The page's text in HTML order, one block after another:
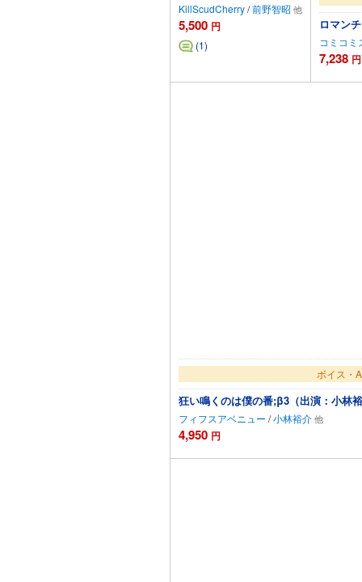
KillScudCherry/前野智昭
5,500 円
(1)
ロマン
コミコミ
7,238 円
ボイス・
狂い鳴くのは僕の番;β3（出演：小林
フィフスアベニュー /小林裕介
4,950 円